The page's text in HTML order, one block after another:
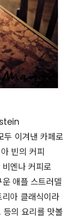
이겨낸 카페로
빈의 커피
엔나 커피로
애플 스트러델
아 클래식이라
의 요리를 맛볼